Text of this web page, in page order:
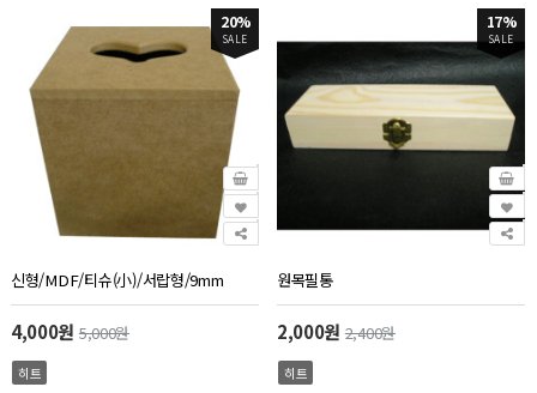
20%
SALE
신형/MDF/티슈(小)/서랍형/9mm
4,000원 5,000원
히트
17%
SALE
원목필통
2,000원2,400원
히트